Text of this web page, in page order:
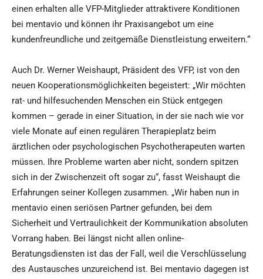
einen erhalten alle VFP-Mitglieder attraktivere Konditionen
bei mentavio und können ihr Praxisangebot um eine
kundenfreundliche und zeitgemäße Dienstleistung erweitern.“
Auch Dr. Werner Weishaupt, Präsident des VFP, ist von den
neuen Kooperationsmöglichkeiten begeistert: „Wir möchten
rat- und hilfesuchenden Menschen ein Stück entgegen
kommen – gerade in einer Situation, in der sie nach wie vor
viele Monate auf einen regulären Therapieplatz beim
ärztlichen oder psychologischen Psychotherapeuten warten
müssen. Ihre Probleme warten aber nicht, sondern spitzen
sich in der Zwischenzeit oft sogar zu“, fasst Weishaupt die
Erfahrungen seiner Kollegen zusammen. „Wir haben nun in
mentavio einen seriösen Partner gefunden, bei dem
Sicherheit und Vertraulichkeit der Kommunikation absoluten
Vorrang haben. Bei längst nicht allen online-
Beratungsdiensten ist das der Fall, weil die Verschlüsselung
des Austausches unzureichend ist. Bei mentavio dagegen ist